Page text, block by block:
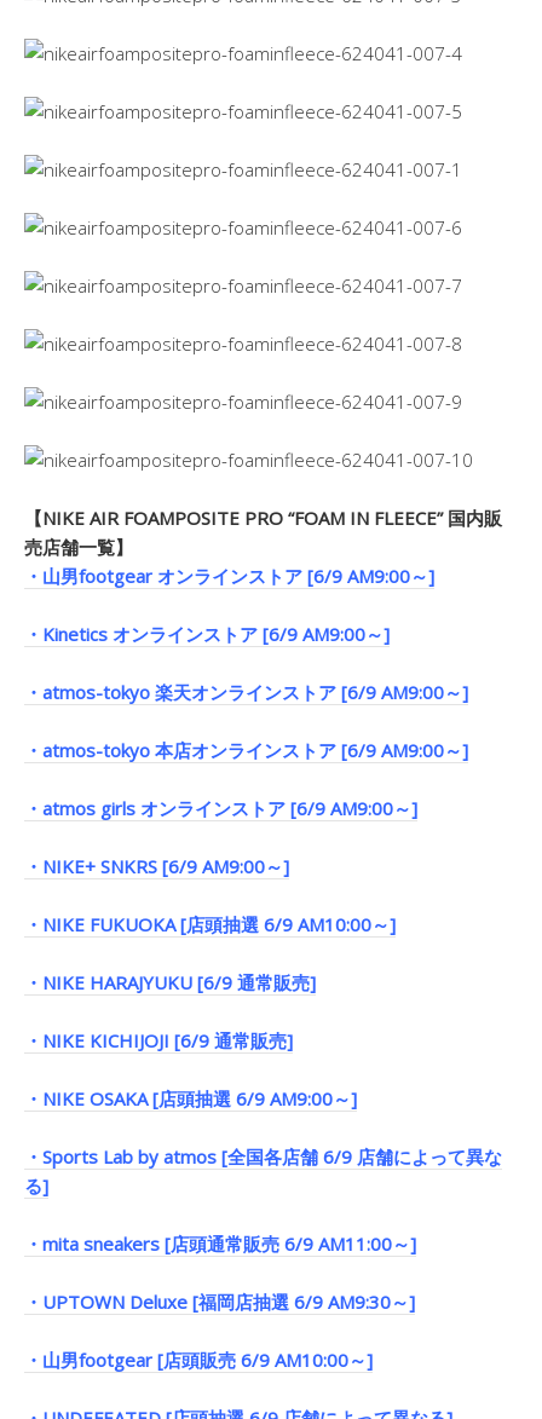
【NIKE AIR FOAMPOSITE PRO “FOAM IN FLEECE” 国内販
売店舗一覧】
・山男footgear オンラインストア [6/9 AM9:00～]
・Kinetics オンラインストア [6/9 AM9:00～]
・atmos-tokyo 楽天オンラインストア [6/9 AM9:00～]
・atmos-tokyo 本店オンラインストア [6/9 AM9:00～]
・atmos girls オンラインストア [6/9 AM9:00～]
・NIKE+ SNKRS [6/9 AM9:00～]
・NIKE FUKUOKA [店頭抽選 6/9 AM10:00～]
・NIKE HARAJYUKU [6/9 通常販売]
・NIKE KICHIJOJI [6/9 通常販売]
・NIKE OSAKA [店頭抽選 6/9 AM9:00～]
・Sports Lab by atmos [全国各店舗 6/9 店舗によって異な
る]
・mita sneakers [店頭通常販売 6/9 AM11:00～]
・UPTOWN Deluxe [福岡店抽選 6/9 AM9:30～]
・山男footgear [店頭販売 6/9 AM10:00～]